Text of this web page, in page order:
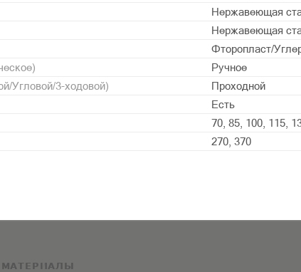
Нержавеющая
Нержавеющая
Фторопласт/
Ручное
Угловой/3-ходовой)
Проходной
Есть
70, 85, 100, 115,
270, 370
МАТЕРИАЛЫ